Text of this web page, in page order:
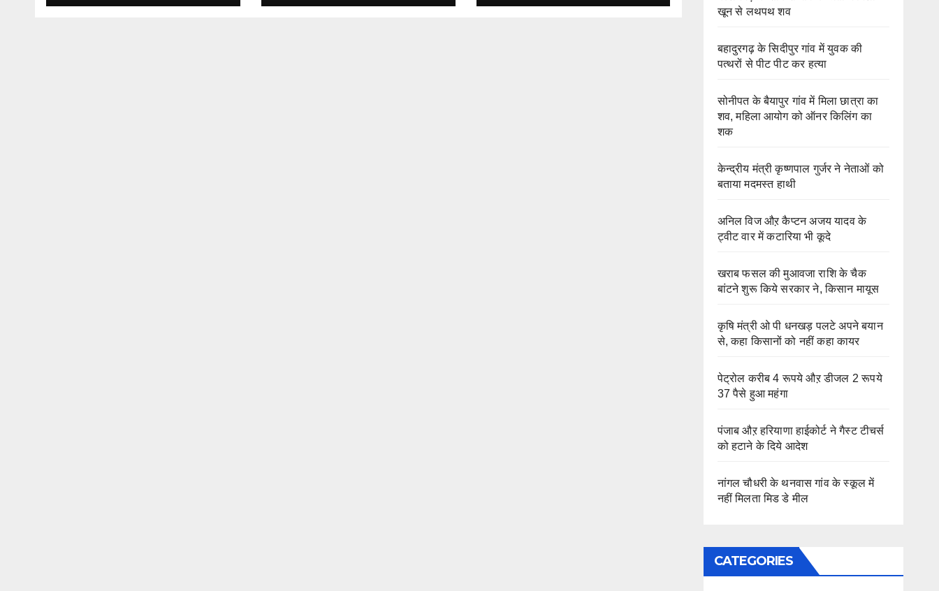
खून से लथपथ शव
बहादुरगढ़ के सिदीपुर गांव में युवक की
पत्थरों से पीट पीट कर हत्या
सोनीपत के बैयापुर गांव में मिला छात्रा का
शव, महिला आयोग को ऑनर किलिंग का
शक
केन्द्रीय मंत्री कृष्णपाल गुर्जर ने नेताओं को
बताया मदमस्त हाथी
अनिल विज औऱ कैप्टन अजय यादव के
ट्वीट वार में कटारिया भी कूदे
खराब फसल की मुआवजा राशि के चैक
बांटने शुरू किये सरकार ने, किसान मायूस
कृषि मंत्री ओ पी धनखड़ पलटे अपने बयान
से, कहा किसानों को नहीं कहा कायर
पेट्रोल करीब 4 रूपये औऱ डीजल 2 रूपये
37 पैसे हुआ महंगा
पंजाब औऱ हरियाणा हाईकोर्ट ने गैस्ट टीचर्स
को हटाने के दिये आदेश
नांगल चौधरी के थनवास गांव के स्कूल में
नहीं मिलता मिड डे मील
CATEGORIES